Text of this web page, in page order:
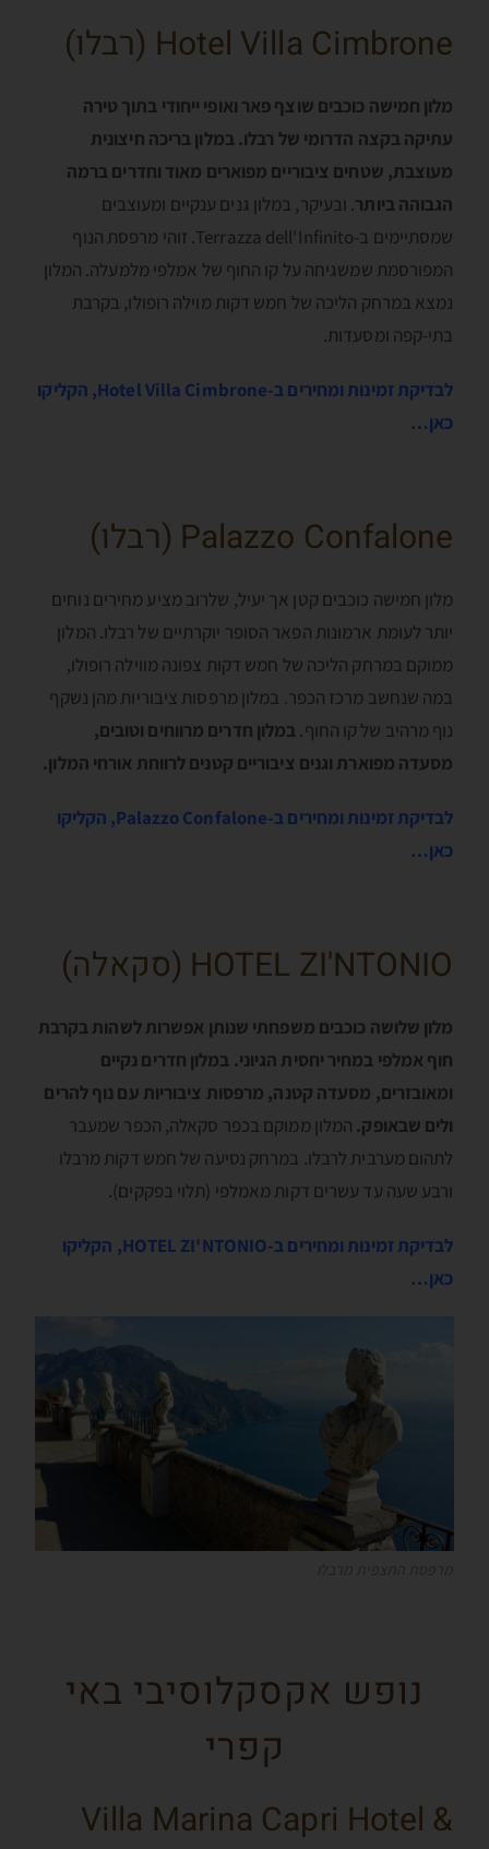
Hotel Villa Cimbrone (רבלו)
מלון חמישה כוכבים שוצף פאר ואופי ייחודי בתוך טירה
עתיקה בקצה הדרומי של רבלו. במלון בריכה חיצונית
מעוצבת, שטחים ציבוריים מפוארים מאוד וחדרים ברמה
הגבוהה ביותר. ובעיקר, במלון גנים ענקיים ומעוצבים
שמסתיימים ב-Terrazza dell'Infinito. זוהי מרפסת הנוף
המפורסמת שמשגיחה על קו החוף של אמלפי מלמעלה. המלון
נמצא במרחק הליכה של חמש דקות מוילה רופולו, בקרבת
בתי-קפה ומסעדות.
לבדיקת זמינות ומחירים ב-Hotel Villa Cimbrone, הקליקו
כאן…
Palazzo Confalone (רבלו)
מלון חמישה כוכבים קטן אך יעיל, שלרוב מציע מחירים נוחים
יותר לעומת ארמונות הפאר הסופר יוקרתיים של רבלו. המלון
ממוקם במרחק הליכה של חמש דקות צפונה מווילה רופולו,
במה שנחשב מרכז הכפר. במלון מרפסות ציבוריות מהן נשקף
נוף מרהיב של קו החוף. במלון חדרים מרווחים וטובים,
מסעדה מפוארת וגנים ציבוריים קטנים לרווחת אורחי המלון.
לבדיקת זמינות ומחירים ב-Palazzo Confalone, הקליקו
כאן…
HOTEL ZI'NTONIO (סקאלה)
מלון שלושה כוכבים משפחתי שנותן אפשרות לשהות בקרבת
חוף אמלפי במחיר יחסית הגיוני. במלון חדרים נקיים
ומאובזרים, מסעדה קטנה, מרפסות ציבוריות עם נוף להרים
ולים שבאופק. המלון ממוקם בכפר סקאלה, הכפר שמעבר
לתהום מערבית לרבלו. במרחק נסיעה של חמש דקות מרבלו
ורבע שעה עד עשרים דקות מאמלפי (תלוי בפקקים).
לבדיקת זמינות ומחירים ב-HOTEL ZI'NTONIO, הקליקו
כאן…
נופש אקסקלוסיבי באי
קפרי
Villa Marina Capri Hotel &